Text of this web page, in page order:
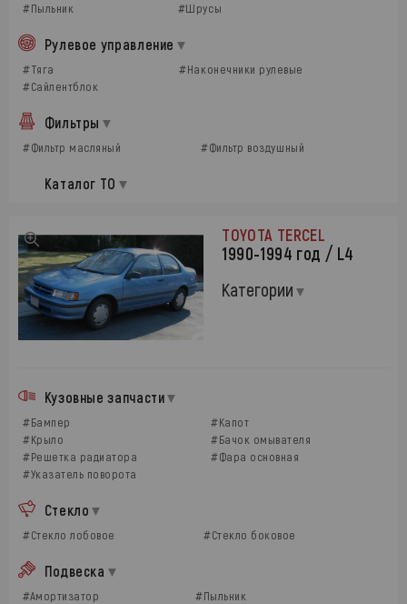
#Пыльник
#Шрусы
Рулевое управление
#Тяга
#Наконечники рулевые
#Сайлентблок
Фильтры
#Фильтр масляный #Фильтр воздушный
Каталог ТО
TOYOTA TERCEL
1990-1994 год / L4
Категории
Кузовные запчасти
#Бампер
#Капот
#Крыло
#Бачок омывателя
#Решетка радиатора
#Фара основная
#Указатель поворота
Стекло
#Стекло лобовое #Стекло боковое
Подвеска
#Амортизатор
#Пыльник